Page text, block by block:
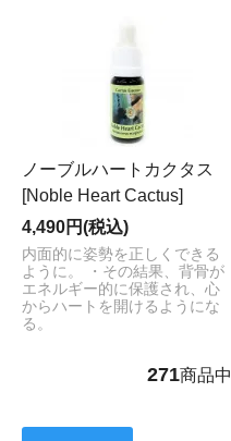
ノーブルハートカクタス
[Noble Heart Cactus]
4,490円(税込)
内面的に姿勢を正しくできる
ように。 ・その結果、背骨が
エネルギー的に保護され、心
からハートを開けるようにな
る。
271商品中